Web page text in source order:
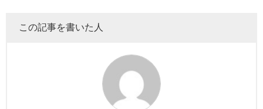
この記事を書いた人